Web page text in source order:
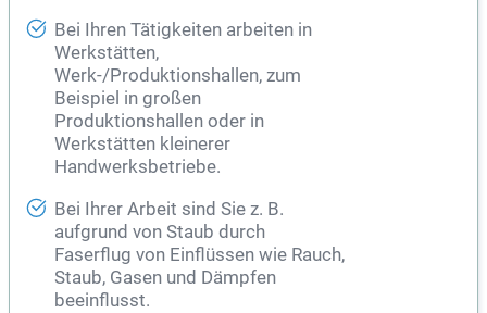
Bei Ihren Tätigkeiten arbeiten in
Werkstätten,
Werk-/Produktionshallen, zum
Beispiel in großen
Produktionshallen oder in
Werkstätten kleinerer
Handwerksbetriebe.
Bei Ihrer Arbeit sind Sie z. B.
aufgrund von Staub durch
Faserflug von Einflüssen wie Rauch,
Staub, Gasen und Dämpfen
beeinflusst.